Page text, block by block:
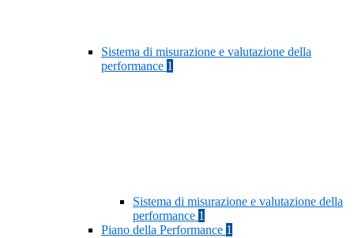
Sistema di misurazione e valutazione della
performance 1
Sistema di misurazione e valutazione della
performance 1
Piano della Performance 1